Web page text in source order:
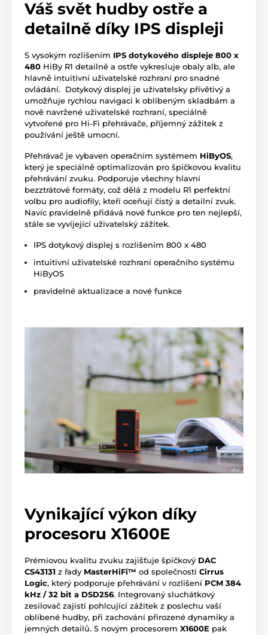
Váš svět hudby ostře a
detailně díky IPS displeji
S vysokým rozlišením IPS dotykového displeje 800 x
480 HiBy R1 detailně a ostře vykresluje obaly alb, ale
hlavně intuitivní uživatelské rozhraní pro snadné
ovládání. Dotykový displej je uživatelsky přívětivý a
umožňuje rychlou navigaci k oblíbeným skladbám a
nově navržené uživatelské rozhraní, speciálně
vytvořené pro Hi-Fi přehrávače, příjemný zážitek z
používání ještě umocní.
Přehrávač je vybaven operačním systémem HiByOS,
který je speciálně optimalizován pro špičkovou kvalitu
přehrávání zvuku. Podporuje všechny hlavní
bezztrátové formáty, což dělá z modelu R1 perfektní
volbu pro audiofily, kteří oceňují čistý a detailní zvuk.
Navíc pravidelně přidává nové funkce pro ten nejlepší,
stále se vyvíjející uživatelský zážitek.
IPS dotykový displej s rozlišením 800 x 480
intuitivní uživatelské rozhraní operačního systému
HiByOS
pravidelné aktualizace a nové funkce
Vynikající výkon díky
procesoru X1600E
Prémiovou kvalitu zvuku zajišťuje špičkový DAC
CS43131 z řady MasterHiFi™ od společnosti Cirrus
Logic, který podporuje přehrávání v rozlišení PCM 384
kHz / 32 bit a DSD256. Integrovaný sluchátkový
zesilovač zajistí pohlcující zážitek z poslechu vaší
oblíbené hudby, při zachování přirozené dynamiky a
jemných detailů. S novým procesorem X1600E pak